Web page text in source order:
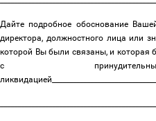
Дайте подробное обоснование
директора, должностного лица или
которой Вы были связаны, и которая
с